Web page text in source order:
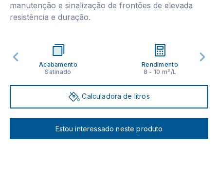
manutenção e sinalização de frontões de elevada
resistência e duração.
Acabamento
Satinado
Rendimento
8 - 10 m²/L
Calculadora de litros
Estou interessado neste produto